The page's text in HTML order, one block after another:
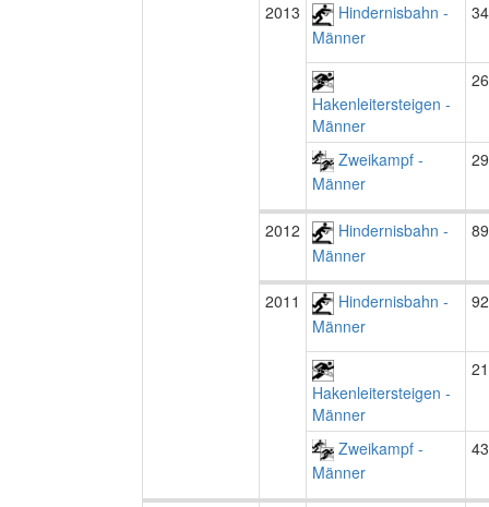
2013
Hindernisbahn -
Männer
Hakenleitersteigen -
Männer
Zweikampf -
Männer
2012
Hindernisbahn -
Männer
2011
Hindernisbahn -
Männer
Hakenleitersteigen -
Männer
Zweikampf -
Männer